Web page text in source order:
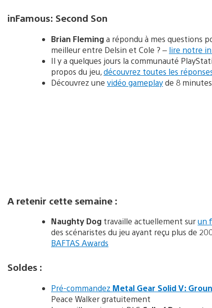
inFamous: Second Son
Brian Fleminga répondu à mes questions
meilleur entre Delsin et Cole ? – lire notre
Il y a quelques jours la communauté
propos du jeu,découvrez toutes les
Découvrez une vidéo gameplayde 8
A retenir cette semaine :
Naughty Dog travaille actuellement surun
des scénaristes du jeu ayant reçu plus de
BAFTAS Awards
Soldes :
Pré-commandez Metal Gear Solid V:
Peace Walker gratuitement